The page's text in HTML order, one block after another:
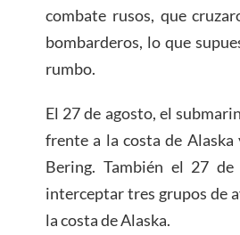
combate rusos, que
bombarderos, lo que
rumbo.
El 27 de agosto, el
frente a la costa de
Bering. También el 27
interceptar tres grupos de
la costa de Alaska.